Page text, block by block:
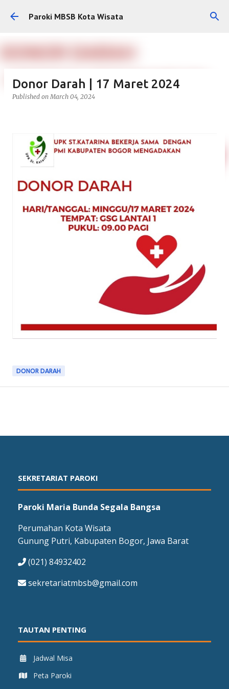
Skip to main content
Paroki MBSB Kota Wisata
Donor Darah | 17 Maret 2024
Published onMarch 04, 2024
DONOR DARAH
SEKRETARIAT PAROKI
Paroki Maria Bunda Segala Bangsa
Perumahan Kota Wisata
Gunung Putri, Kabupaten Bogor, Jawa Barat
(021) 84932402
sekretariatmbsb@gmail.com
TAUTAN PENTING
Jadwal Misa
Peta Paroki